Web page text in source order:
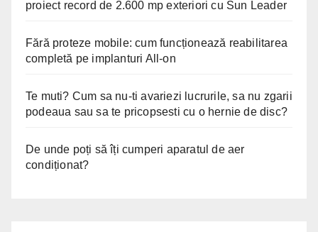
proiect record de 2.600 mp exteriori cu Sun Leader
Fără proteze mobile: cum funcționează reabilitarea
completă pe implanturi All-on
Te muti? Cum sa nu-ti avariezi lucrurile, sa nu zgarii
podeaua sau sa te pricopsesti cu o hernie de disc?
De unde poți să îți cumperi aparatul de aer
condiționat?